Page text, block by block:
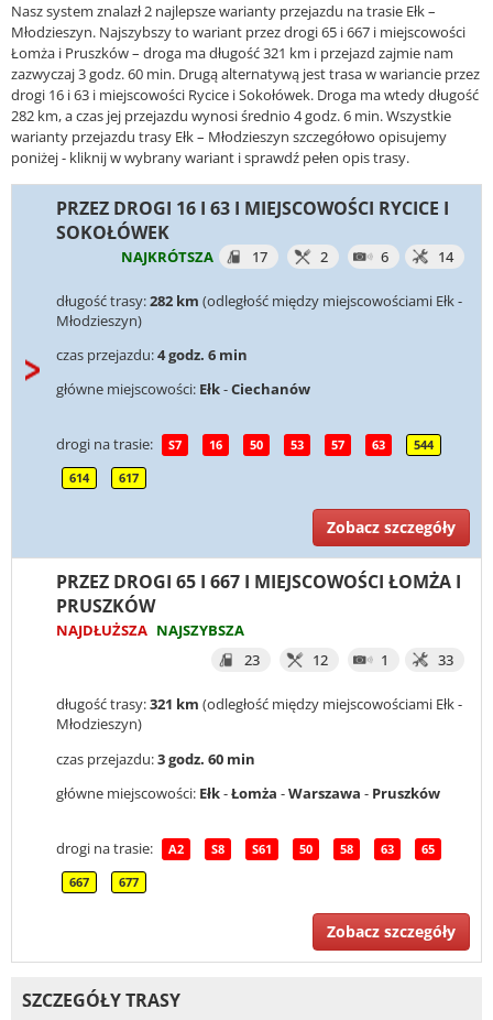
Nasz system znalazł 2 najlepsze warianty przejazdu na trasie Ełk –
Młodzieszyn. Najszybszy to wariant przez drogi 65 i 667 i miejscowości
Łomża i Pruszków – droga ma długość 321 km i przejazd zajmie nam
zazwyczaj 3 godz. 60 min. Drugą alternatywą jest trasa w wariancie przez
drogi 16 i 63 i miejscowości Rycice i Sokołówek. Droga ma wtedy długość
282 km, a czas jej przejazdu wynosi średnio 4 godz. 6 min. Wszystkie
warianty przejazdu trasy Ełk – Młodzieszyn szczegółowo opisujemy
poniżej - kliknij w wybrany wariant i sprawdź pełen opis trasy.
PRZEZ DROGI 16 I 63 I MIEJSCOWOŚCI RYCICE I
SOKOŁÓWEK
NAJKRÓTSZA 17 2 6 14
długość trasy:282 km (odległość między miejscowościami Ełk -
Młodzieszyn)
czas przejazdu:4 godz. 6 min
główne miejscowości: Ełk-Ciechanów
drogi na trasie: S7 16 50 53 57 63 544
614 617
Zobacz szczegóły
PRZEZ DROGI 65 I 667 I MIEJSCOWOŚCI ŁOMŻA I
PRUSZKÓW
NAJDŁUŻSZA NAJSZYBSZA
23
12 1 33
długość trasy:321 km (odległość między miejscowościami Ełk -
Młodzieszyn)
czas przejazdu:3 godz. 60 min
główne miejscowości: Ełk-Łomża -Warszawa - Pruszków
drogi na trasie: A2 S8 S61 50 58 63 65
667 677
Zobacz szczegóły
SZCZEGÓŁY TRASY